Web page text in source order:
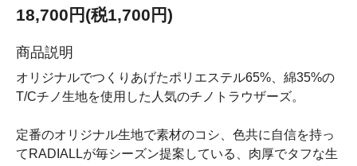
18,700円(税1,700円)
商品説明
オリジナルでつくりあげたポリエステル65%、綿35%の
T/Cチノ生地を使用した人気のチノトラウザーズ。
定番のオリジナル生地で素材のコシ、色共に自信を持っ
てRADIALLが毎シーズン提案している、肉厚でタフな生